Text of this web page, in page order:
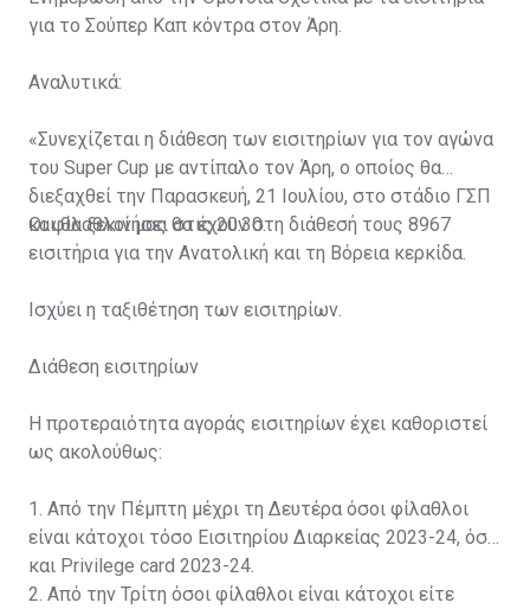
για το Σούπερ Καπ κόντρα στον Άρη.
Αναλυτικά:
«Συνεχίζεται η διάθεση των εισιτηρίων για τον αγώνα
του Super Cup με αντίπαλο τον Άρη, ο οποίος θα
διεξαχθεί την Παρασκευή, 21 Ιουλίου, στο στάδιο ΓΣΠ
και θα ξεκινήσει στις 20:30.
Οι φίλαθλοί μας θα έχουν στη διάθεσή τους 8967
εισιτήρια για την Ανατολική και τη Βόρεια κερκίδα.
Ισχύει η ταξιθέτηση των εισιτηρίων.
Διάθεση εισιτηρίων
Η προτεραιότητα αγοράς εισιτηρίων έχει καθοριστεί
ως ακολούθως:
1. Από την Πέμπτη μέχρι τη Δευτέρα όσοι φίλαθλοι
είναι κάτοχοι τόσο Εισιτηρίου Διαρκείας 2023-24, όσο
και Privilege card 2023-24.
2. Από την Τρίτη όσοι φίλαθλοι είναι κάτοχοι είτε